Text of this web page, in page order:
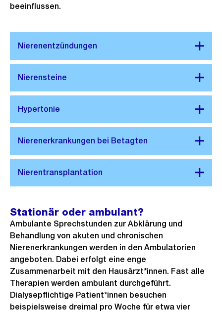
beeinflussen.
Stationär oder ambulant?
Ambulante Sprechstunden zur Abklärung und
Behandlung von akuten und chronischen
Nierenerkrankungen werden in den Ambulatorien
angeboten. Dabei erfolgt eine enge
Zusammenarbeit mit den Hausärzt*innen. Fast alle
Therapien werden ambulant durchgeführt.
Dialysepflichtige Patient*innen besuchen
beispielsweise dreimal pro Woche für etwa vier